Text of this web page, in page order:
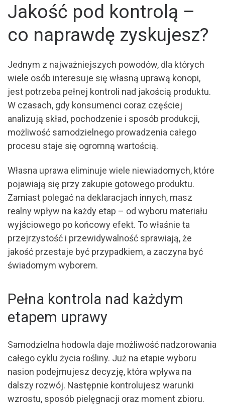
Jakość pod kontrolą –
co naprawdę zyskujesz?
Jednym z najważniejszych powodów, dla których
wiele osób interesuje się własną uprawą konopi,
jest potrzeba pełnej kontroli nad jakością produktu.
W czasach, gdy konsumenci coraz częściej
analizują skład, pochodzenie i sposób produkcji,
możliwość samodzielnego prowadzenia całego
procesu staje się ogromną wartością.
Własna uprawa eliminuje wiele niewiadomych, które
pojawiają się przy zakupie gotowego produktu.
Zamiast polegać na deklaracjach innych, masz
realny wpływ na każdy etap – od wyboru materiału
wyjściowego po końcowy efekt. To właśnie ta
przejrzystość i przewidywalność sprawiają, że
jakość przestaje być przypadkiem, a zaczyna być
świadomym wyborem.
Pełna kontrola nad każdym
etapem uprawy
Samodzielna hodowla daje możliwość nadzorowania
całego cyklu życia rośliny. Już na etapie wyboru
nasion podejmujesz decyzję, która wpływa na
dalszy rozwój. Następnie kontrolujesz warunki
wzrostu, sposób pielęgnacji oraz moment zbioru.